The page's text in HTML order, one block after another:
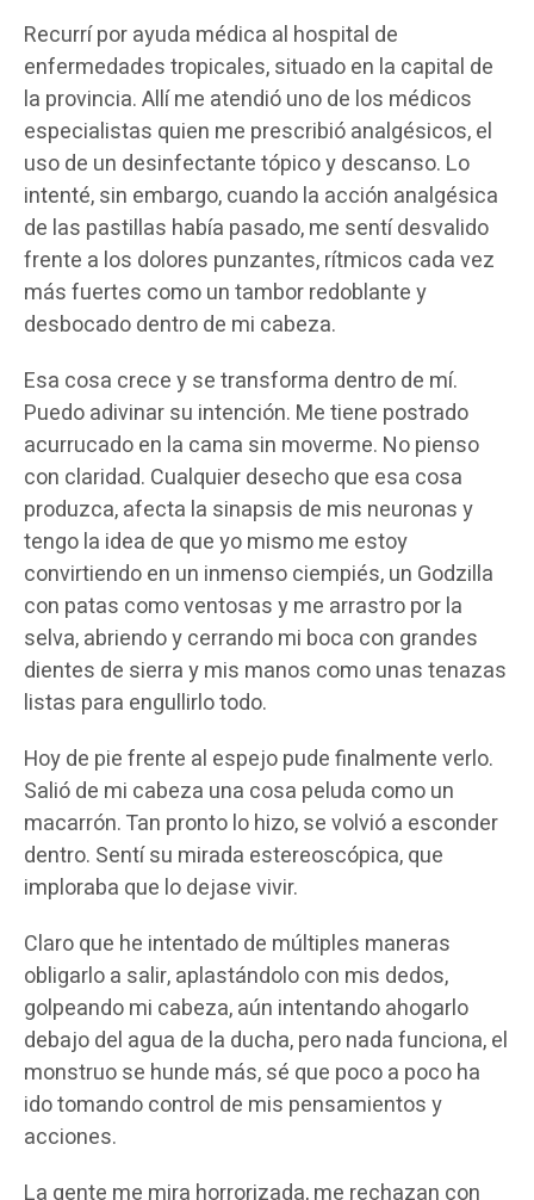
Recurrí por ayuda médica al hospital de
enfermedades tropicales, situado en la capital de
la provincia. Allí me atendió uno de los médicos
especialistas quien me prescribió analgésicos, el
uso de un desinfectante tópico y descanso. Lo
intenté, sin embargo, cuando la acción analgésica
de las pastillas había pasado, me sentí desvalido
frente a los dolores punzantes, rítmicos cada vez
más fuertes como un tambor redoblante y
desbocado dentro de mi cabeza.
Esa cosa crece y se transforma dentro de mí.
Puedo adivinar su intención. Me tiene postrado
acurrucado en la cama sin moverme. No pienso
con claridad. Cualquier desecho que esa cosa
produzca, afecta la sinapsis de mis neuronas y
tengo la idea de que yo mismo me estoy
convirtiendo en un inmenso ciempiés, un Godzilla
con patas como ventosas y me arrastro por la
selva, abriendo y cerrando mi boca con grandes
dientes de sierra y mis manos como unas tenazas
listas para engullirlo todo.
Hoy de pie frente al espejo pude finalmente verlo.
Salió de mi cabeza una cosa peluda como un
macarrón. Tan pronto lo hizo, se volvió a esconder
dentro. Sentí su mirada estereoscópica, que
imploraba que lo dejase vivir.
Claro que he intentado de múltiples maneras
obligarlo a salir, aplastándolo con mis dedos,
golpeando mi cabeza, aún intentando ahogarlo
debajo del agua de la ducha, pero nada funciona, el
monstruo se hunde más, sé que poco a poco ha
ido tomando control de mis pensamientos y
acciones.
La gente me mira horrorizada, me rechazan con